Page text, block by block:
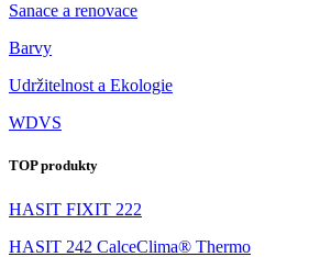
Sanace a renovace
Barvy
Udržitelnost a Ekologie
WDVS
TOP produkty
HASIT FIXIT 222
HASIT 242 CalceClima® Thermo